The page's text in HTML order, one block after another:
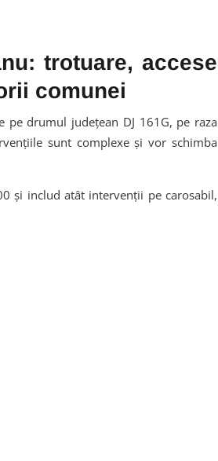
trotuare, accese
comunei
pe drumul județean DJ 161G, pe raza
sunt complexe și vor schimba
și includ atât intervenții pe carosabil,